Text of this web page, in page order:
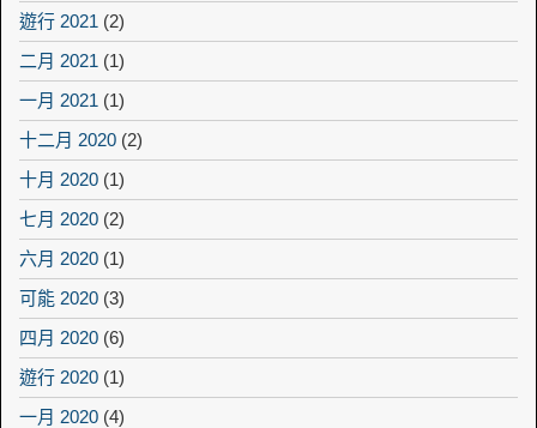
遊行 2021 (2)
二月 2021 (1)
一月 2021 (1)
十二月 2020 (2)
十月 2020 (1)
七月 2020 (2)
六月 2020 (1)
可能 2020 (3)
四月 2020 (6)
遊行 2020 (1)
一月 2020 (4)